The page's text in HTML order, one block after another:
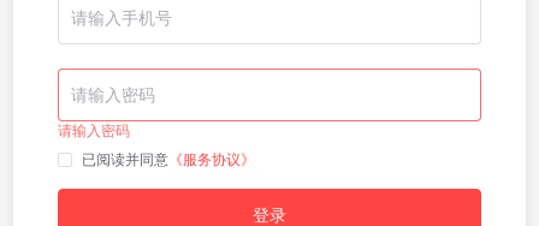
请输入密码
已阅读并同意 《服务协议》
登录